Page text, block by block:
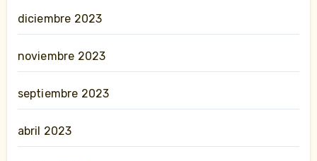
diciembre 2023
noviembre 2023
septiembre 2023
abril 2023